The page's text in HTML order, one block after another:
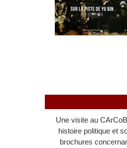
Une visite au
histoire politique et
brochures